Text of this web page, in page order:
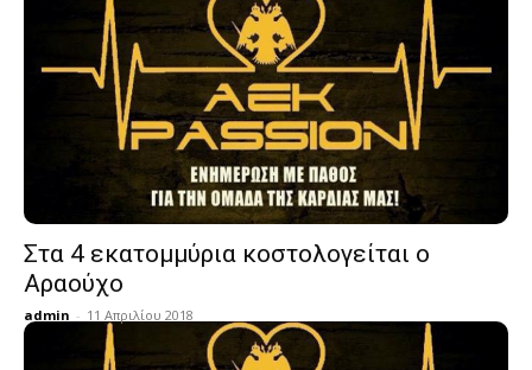
Στα 4 εκατομμύρια κοστολογείται ο
Αραούχο
admin - 11 Απριλίου 2018